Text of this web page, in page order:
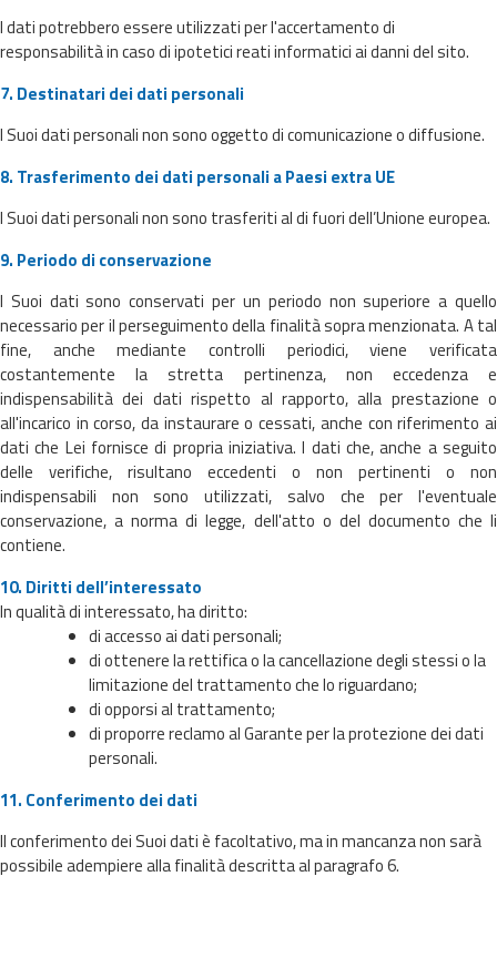
I dati potrebbero essere utilizzati per l'accertamento di
responsabilità in caso di ipotetici reati informatici ai danni del sito.
7. Destinatari dei dati personali
I Suoi dati personali non sono oggetto di comunicazione o diffusione.
8. Trasferimento dei dati personali a Paesi extra UE
I Suoi dati personali non sono trasferiti al di fuori dell’Unione europea.
9. Periodo di conservazione
I Suoi dati sono conservati per un periodo non superiore a quello
necessario per il perseguimento della finalità sopra menzionata. A tal
fine, anche mediante controlli periodici, viene verificata
costantemente la stretta pertinenza, non eccedenza e
indispensabilità dei dati rispetto al rapporto, alla prestazione o
all'incarico in corso, da instaurare o cessati, anche con riferimento ai
dati che Lei fornisce di propria iniziativa. I dati che, anche a seguito
delle verifiche, risultano eccedenti o non pertinenti o non
indispensabili non sono utilizzati, salvo che per l'eventuale
conservazione, a norma di legge, dell'atto o del documento che li
contiene.
10. Diritti dell’interessato
In qualità di interessato, ha diritto:
di accesso ai dati personali;
di ottenere la rettifica o la cancellazione degli stessi o la
limitazione del trattamento che lo riguardano;
di opporsi al trattamento;
di proporre reclamo al Garante per la protezione dei dati
personali.
11. Conferimento dei dati
Il conferimento dei Suoi dati è facoltativo, ma in mancanza non sarà
possibile adempiere alla finalità descritta al paragrafo 6.